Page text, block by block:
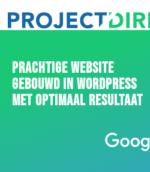
PRACHTIGE WEBSITE
GEBOUWD IN WORDPRESS
MET OPTIMAAL RESULTAAT